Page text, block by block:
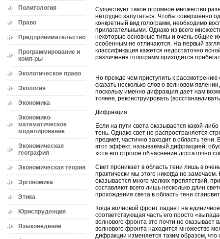
Политология
Право
Предпринимательство
Программирование и
комп-ры
Экологическое право
Экология
Экономика
Экономико-
математическое
моделирование
Экономическая
география
Экономическая теория
Эргономика
Этика
Юриспруденция
Языковедение
Существует такое огромное множество
нетрудно запутаться. Чтобы совершенно
конкретный вид голограмм, необходимо
прилагательными. Однако из всего
некоторые основные типы и очень общие
особенным не отличаются. На первый
классификация кажется недостаточно
различения голограмм приходится
Но прежде чем приступить к рассмотрению
сказать несколько слов о волновом
поскольку именно дифракция дает нам
точнее, реконструировать
Дифракция.
Если на пути света оказывается какой-
тень. Однако свет не распространяется
предмет, частично заходит в область
этот эффект, называемый дифракцией,
хотя его строгое объяснение достаточно
Свет проникает в область тени лишь в
практически мы этого никогда не
оказывается много мелких препятствий,
составляют всего лишь несколько длин
прохождения света в область тени
Когда волновой фронт падает на
соответствующая часть его просто
волнового фронта это почти не оказывает
волнового фронта находится множество
дифракции изменяется таким образом, что